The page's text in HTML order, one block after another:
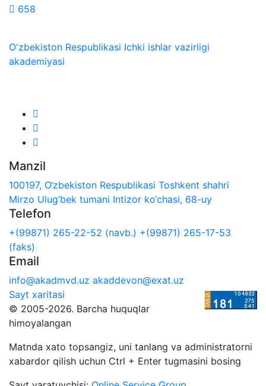
658
O'zbekiston Respublikasi Ichki ishlar vazirligi
akademiyasi
Manzil
100197, O‘zbekiston Respublikasi Toshkent shahri
Mirzo Ulug‘bek tumani Intizor ko‘chasi, 68-uy
Telefon
+(99871) 265-22-52 (navb.) +(99871) 265-17-53
(faks)
Email
info@akadmvd.uz akaddevon@exat.uz
Sayt xaritasi
© 2005-2026. Barcha huquqlar
himoyalangan
Matnda xato topsangiz, uni tanlang va administratorni
xabardor qilish uchun Ctrl + Enter tugmasini bosing